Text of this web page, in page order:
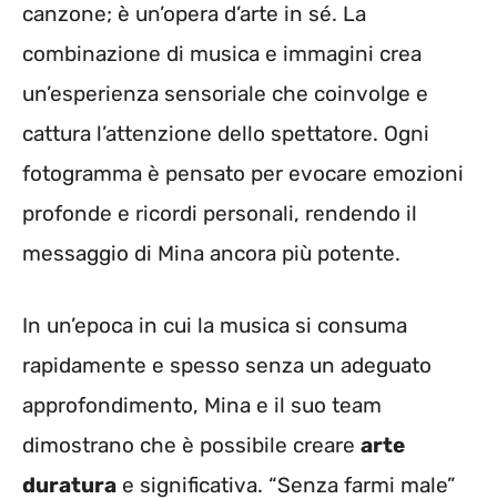
canzone; è un’opera d’arte in sé. La
combinazione di musica e immagini crea
un’esperienza sensoriale che coinvolge e
cattura l’attenzione dello spettatore. Ogni
fotogramma è pensato per evocare emozioni
profonde e ricordi personali, rendendo il
messaggio di Mina ancora più potente.
In un’epoca in cui la musica si consuma
rapidamente e spesso senza un adeguato
approfondimento, Mina e il suo team
dimostrano che è possibile creare arte
duratura e significativa. “Senza farmi male”